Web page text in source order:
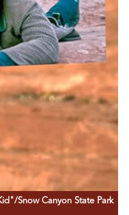
Snow Canyon State Park